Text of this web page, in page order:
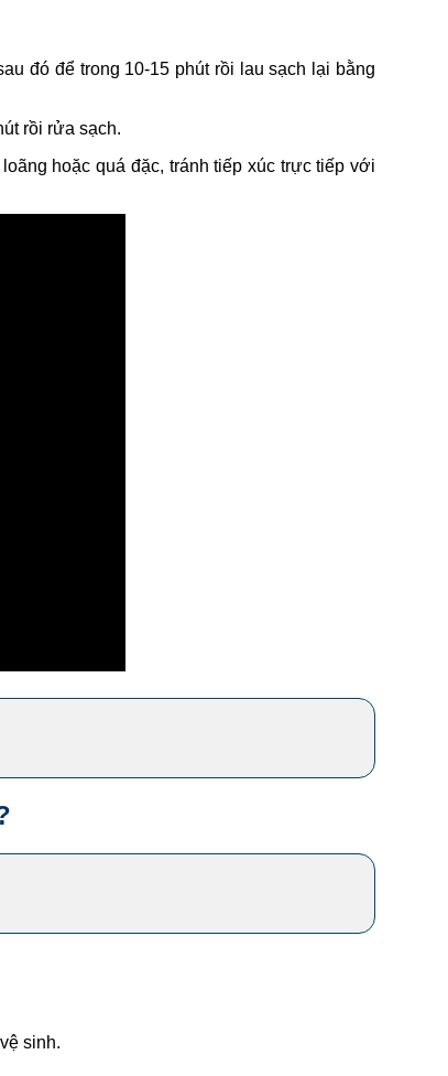
đó để trong 10-15 phút rồi lau sạch lại bằng
rồi rửa sạch.
hoặc quá đặc, tránh tiếp xúc trực tiếp với
sinh.